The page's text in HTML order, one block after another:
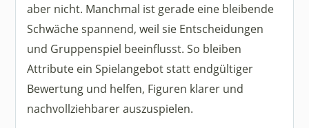
aber nicht. Manchmal ist gerade eine bleibende
Schwäche spannend, weil sie Entscheidungen
und Gruppenspiel beeinflusst. So bleiben
Attribute ein Spielangebot statt endgültiger
Bewertung und helfen, Figuren klarer und
nachvollziehbarer auszuspielen.